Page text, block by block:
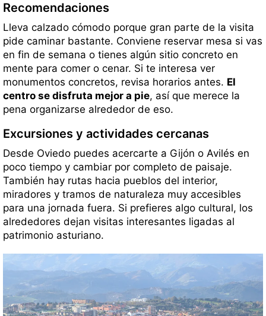
Recomendaciones
Lleva calzado cómodo porque gran parte de la visita
pide caminar bastante. Conviene reservar mesa si vas
en fin de semana o tienes algún sitio concreto en
mente para comer o cenar. Si te interesa ver
monumentos concretos, revisa horarios antes. El
centro se disfruta mejor a pie, así que merece la
pena organizarse alrededor de eso.
Excursiones y actividades cercanas
Desde Oviedo puedes acercarte a Gijón o Avilés en
poco tiempo y cambiar por completo de paisaje.
También hay rutas hacia pueblos del interior,
miradores y tramos de naturaleza muy accesibles
para una jornada fuera. Si prefieres algo cultural, los
alrededores dejan visitas interesantes ligadas al
patrimonio asturiano.